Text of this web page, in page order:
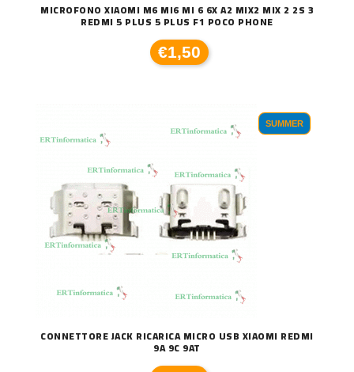
MICROFONO XIAOMI M6 MI6 MI 6 6X A2 MIX2 MIX 2 2S 3
REDMI 5 PLUS 5 PLUS F1 POCO PHONE
€1,50
SUMMER
CONNETTORE JACK RICARICA MICRO USB XIAOMI REDMI
9A 9C 9AT